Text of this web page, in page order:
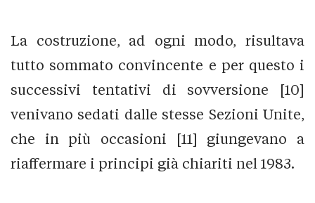
La costruzione, ad ogni modo, risultava
tutto sommato convincente e per questo i
successivi tentativi di sovversione [10]
venivano sedati dalle stesse Sezioni Unite,
che in più occasioni [11] giungevano a
riaffermare i principi già chiariti nel 1983.